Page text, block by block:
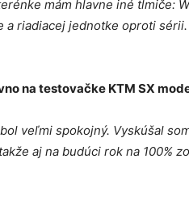
mám hlavne iné tlmiče:
a riadiacej jednotke oproti
na testovačke KTM SX
veľmi spokojný. Vyskúšal
aj na budúci rok na 100%